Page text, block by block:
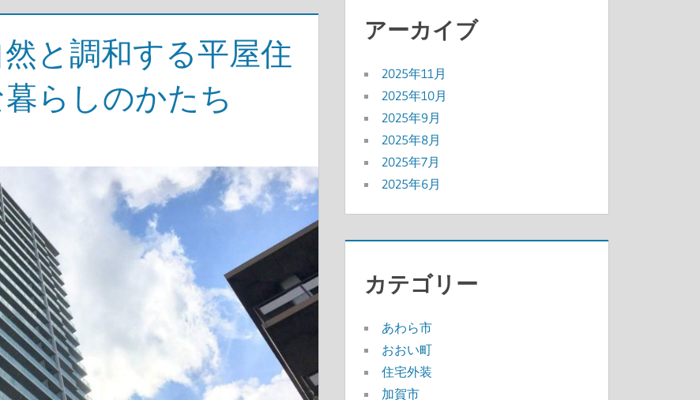
と調和する平屋住
らしのかたち
アーカイブ
2025年11月
2025年10月
2025年9月
2025年8月
2025年7月
2025年6月
カテゴリー
あわら市
おおい町
住宅外装
加賀市